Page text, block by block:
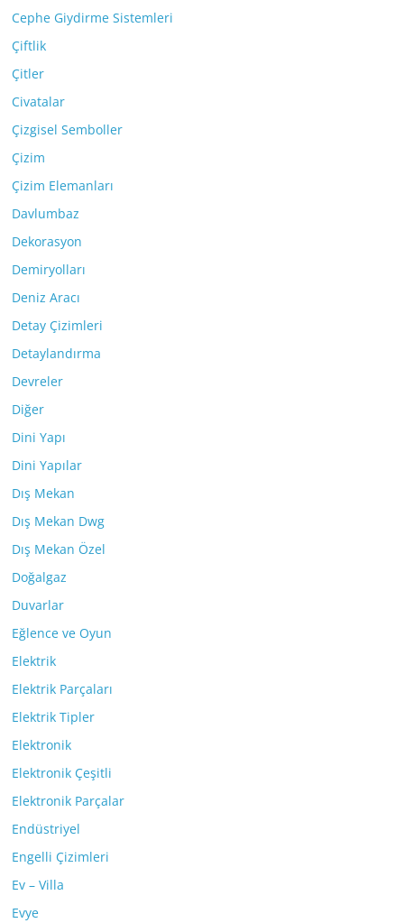
Cephe Giydirme Sistemleri
Çiftlik
Çitler
Civatalar
Çizgisel Semboller
Çizim
Çizim Elemanları
Davlumbaz
Dekorasyon
Demiryolları
Deniz Aracı
Detay Çizimleri
Detaylandırma
Devreler
Diğer
Dini Yapı
Dini Yapılar
Dış Mekan
Dış Mekan Dwg
Dış Mekan Özel
Doğalgaz
Duvarlar
Eğlence ve Oyun
Elektrik
Elektrik Parçaları
Elektrik Tipler
Elektronik
Elektronik Çeşitli
Elektronik Parçalar
Endüstriyel
Engelli Çizimleri
Ev – Villa
Evye